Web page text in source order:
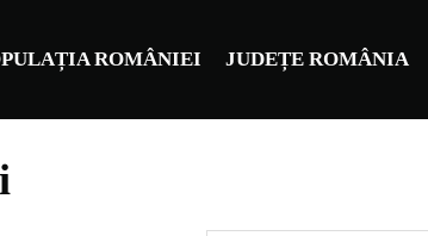
ROMÂNIEI JUDEȚE ROMÂNIA